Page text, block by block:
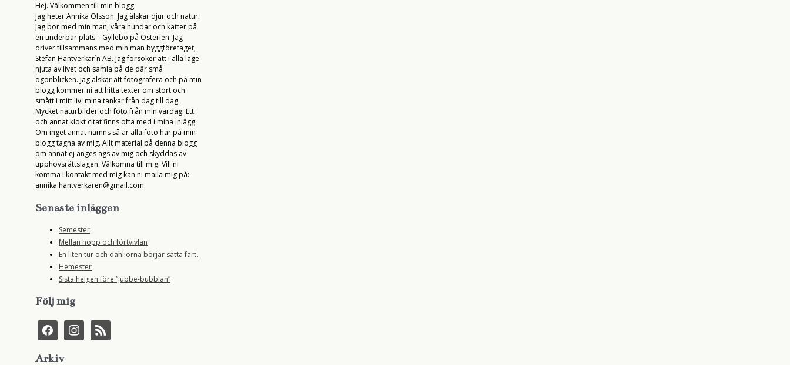
Hej. Välkommen till min blogg.
Jag heter Annika Olsson. Jag älskar djur och natur.
Jag bor med min man, våra hundar och katter på
en underbar plats – Gyllebo på Österlen. Jag
driver tillsammans med min man byggföretaget,
Stefan Hantverkar´n AB. Jag försöker att i alla läge
njuta av livet och samla på de där små
ögonblicken. Jag älskar att fotografera och på min
blogg kommer ni att hitta texter om stort och
smått i mitt liv, mina tankar från dag till dag.
Mycket naturbilder och foto från min vardag. Ett
och annat klokt citat finns ofta med i mina inlägg.
Om inget annat nämns så är alla foto här på min
blogg tagna av mig. Allt material på denna blogg
om annat ej anges ägs av mig och skyddas av
upphovsrättslagen. Välkomna till mig. Vill ni
komma i kontakt med mig kan ni maila mig på:
annika.hantverkaren@gmail.com
Senaste inläggen
Semester
Mellan hopp och förtvivlan
En liten tur och dahliorna börjar sätta fart.
Hemester
Sista helgen före ”jubbe-bubblan”
Följ mig
f
e
i
t
r
Arkiv